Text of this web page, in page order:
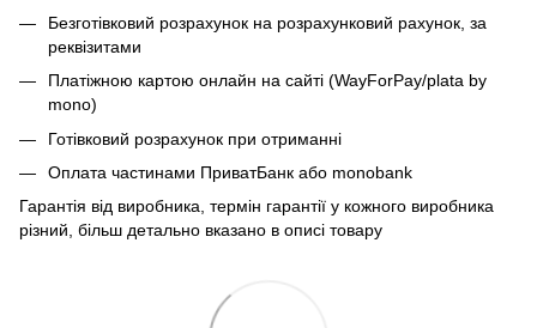
Безготівковий розрахунок на розрахунковий рахунок, за
реквізитами
Платіжною картою онлайн на сайті (WayForPay/plata by
mono)
Готівковий розрахунок при отриманні
Оплата частинами ПриватБанк або monobank
Гарантія від виробника, термін гарантії у кожного виробника
різний, більш детально вказано в описі товару